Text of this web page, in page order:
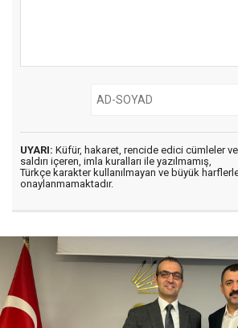
UYARI: Küfür, hakaret, rencide edici cümleler
saldırı içeren, imla kuralları ile yazılmamış,
Türkçe karakter kullanılmayan ve büyük
onaylanmamaktadır.